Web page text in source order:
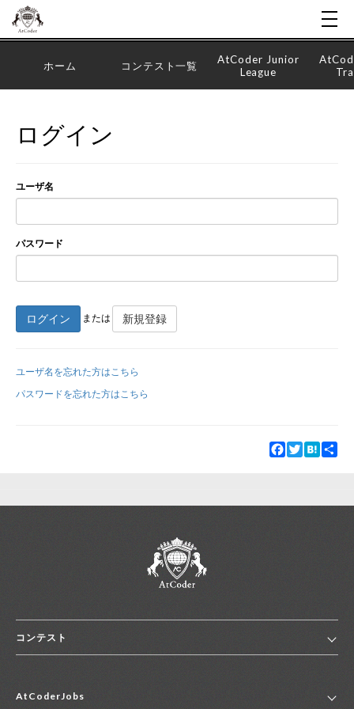
新規登録
ホーム コンテスト一覧
AtCoder Junior
League
ログイン
ユーザ名
パスワード
ログイン または 新規登録
ユーザ名を忘れた方はこちら
パスワードを忘れた方はこちら
Facebook
TwitterHatena
コンテスト
コンテスト一覧
AtCoderJobs